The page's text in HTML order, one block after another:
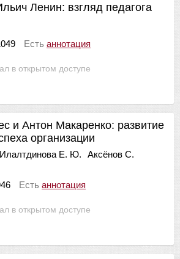
в открытом доступе
Ленин: взгляд педагога
Есть аннотация
в открытом доступе
и Антон Макаренко: развитие
организации
Илалтдинова Е. Ю.
Аксёнов С.
Есть аннотация